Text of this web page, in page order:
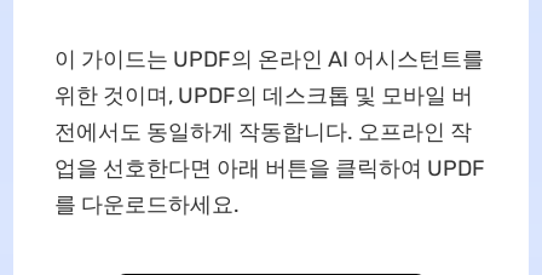
이 가이드는 UPDF의 온라인 AI 어시스턴트를
위한 것이며, UPDF의 데스크톱 및 모바일 버
전에서도 동일하게 작동합니다. 오프라인 작
업을 선호한다면 아래 버튼을 클릭하여 UPDF
를 다운로드하세요.